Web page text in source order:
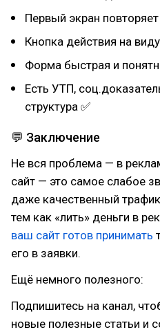
Первый экран
Кнопка действия на
Форма быстрая и
Есть УТП,
структура ✅
💬 Заключение
Не вся проблема — в
сайт — это самое слабое
даже качественный
тем как «лить» деньги в
ваш сайт готов принимать
его в заявки.
Ещё немного полезного:
Подпишитесь на канал,
новые полезные статьи и